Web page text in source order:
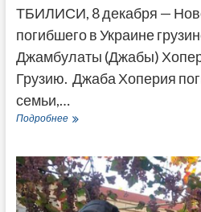
ТБИЛИСИ, 8 декабря —
погибшего в Украине
Джамбулаты (Джабы)
Грузию. Джаба Хоперия
семьи,…
ПодробнееВ
Украины
доставлено
тело
добровольца